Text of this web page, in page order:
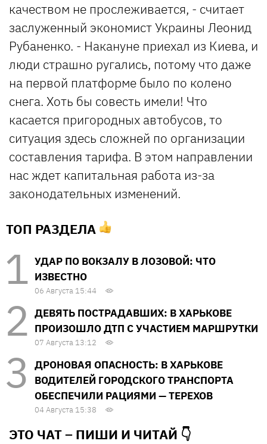
качеством не прослеживается, - считает
заслуженный экономист Украины Леонид
Рубаненко. - Накануне приехал из Киева, и
люди страшно ругались, потому что даже
на первой платформе было по колено
снега. Хоть бы совесть имели! Что
касается пригородных автобусов, то
ситуация здесь сложней по организации
составления тарифа. В этом направлении
нас ждет капитальная работа из-за
законодательных изменений.
ТОП РАЗДЕЛА
УДАР ПО ВОКЗАЛУ В ЛОЗОВОЙ: ЧТО
ИЗВЕСТНО
06 Августа 15:44
ДЕВЯТЬ ПОСТРАДАВШИХ: В ХАРЬКОВЕ
ПРОИЗОШЛО ДТП С УЧАСТИЕМ МАРШРУТКИ
07 Августа 13:12
ДРОНОВАЯ ОПАСНОСТЬ: В ХАРЬКОВЕ
ВОДИТЕЛЕЙ ГОРОДСКОГО ТРАНСПОРТА
ОБЕСПЕЧИЛИ РАЦИЯМИ — ТЕРЕХОВ
04 Августа 15:38
ЭТО ЧАТ – ПИШИ И ЧИТАЙ 👇